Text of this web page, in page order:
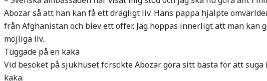
Abozar så att han kan få ett drägligt liv. Hans pappa hjälpte
från Afghanistan och blev ett offer. Jag hoppas innerligt att man kan
möjliga liv.
Tuggade på en kaka
Vid besöket på sjukhuset försökte Abozar göra sitt bästa för att